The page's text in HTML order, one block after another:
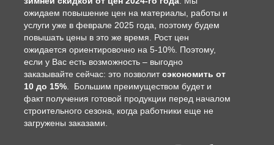
ожидаем повышение цен на материалы, работы и
услуги уже в феврале 2025 года, поэтому будем
повышать цены в это же время. Рост цен
ожидается ориентировочно на 5-10%. Поэтому,
если у Вас есть возможность – выгодно
заказывайте сейчас: это позволитсэкономить от
10 до 15% . Большим преимуществом будет и
факт получения готовой продукции перед началом
строительного сезона, когда работники еще не
загружены заказами.